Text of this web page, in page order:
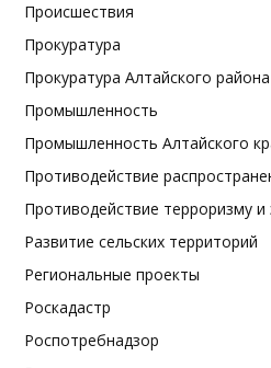
Происшествия
Прокуратура
Прокуратура Алтайского района
Промышленность
Промышленность Алтайского
Противодействие
Противодействие терроризму и
Развитие сельских территорий
Региональные проекты
Роскадастр
Роспотребнадзор